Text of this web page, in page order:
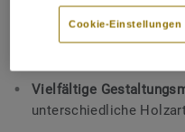
Elegante Optik, die sich
Vielfältige
unterschiedliche
Cookie-Einstellungen